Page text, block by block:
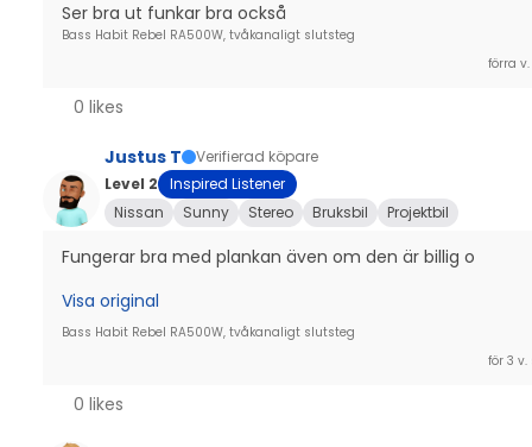
Ser bra ut funkar bra också
Bass Habit Rebel RA500W, tvåkanaligt slutsteg
förra v.
0 likes
Justus T
Verifierad köpare
Level 2
Inspired Listener
Nissan
Sunny Stereo Bruksbil Projektbil
Fungerar bra med plankan även om den är billig o
Visa original
Bass Habit Rebel RA500W, tvåkanaligt slutsteg
för 3
0 likes